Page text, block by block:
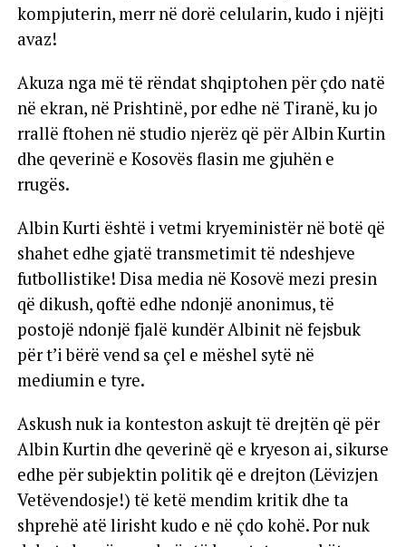
kompjuterin, merr në dorë celularin, kudo i njëjti
avaz!
Akuza nga më të rëndat shqiptohen për çdo natë
në ekran, në Prishtinë, por edhe në Tiranë, ku jo
rrallë ftohen në studio njerëz që për Albin Kurtin
dhe qeverinë e Kosovës flasin me gjuhën e
rrugës.
Albin Kurti është i vetmi kryeministër në botë që
shahet edhe gjatë transmetimit të ndeshjeve
futbollistike! Disa media në Kosovë mezi presin
që dikush, qoftë edhe ndonjë anonimus, të
postojë ndonjë fjalë kundër Albinit në fejsbuk
për t’i bërë vend sa çel e mëshel sytë në
mediumin e tyre.
Askush nuk ia konteston askujt të drejtën që për
Albin Kurtin dhe qeverinë që e kryeson ai, sikurse
edhe për subjektin politik që e drejton (Lëvizjen
Vetëvendosje!) të ketë mendim kritik dhe ta
shprehë atë lirisht kudo e në çdo kohë. Por nuk